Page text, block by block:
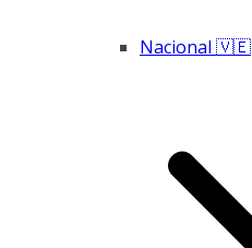
Nacional 🇻🇪